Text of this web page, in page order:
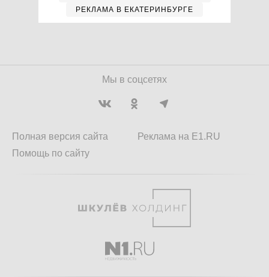
РЕКЛАМА В ЕКАТЕРИНБУРГЕ
Мы в соцсетях
Полная версия сайта
Помощь по сайту
Реклама на E1.RU